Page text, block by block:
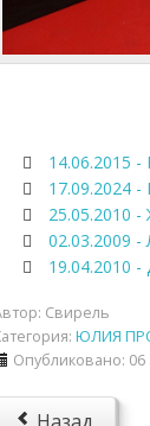
14.06.2015
17.09.2024
25.05.2010
02.03.2009
19.04.2010
Свирель
ЮЛИЯ
Опубликовано: 06